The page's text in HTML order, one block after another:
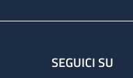
SEGUICI SU